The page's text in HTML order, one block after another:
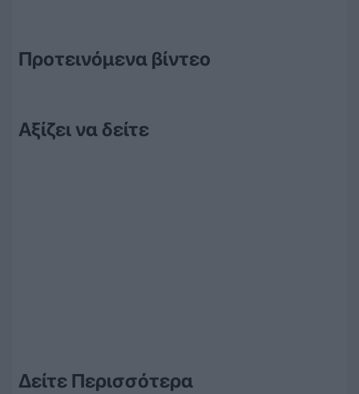
Προτεινόμενα βίντεο
Αξίζει να δείτε
Δείτε Περισσότερα